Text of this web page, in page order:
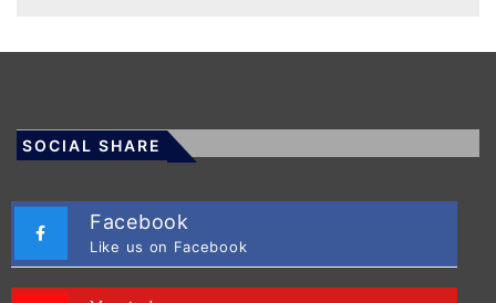
SOCIAL SHARE
Facebook
Like us on Facebook